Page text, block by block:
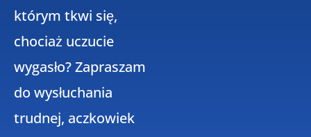
którym tkwi się,
chociaż uczucie
wygasło? Zapraszam
do wysłuchania
trudnej, aczkowiek